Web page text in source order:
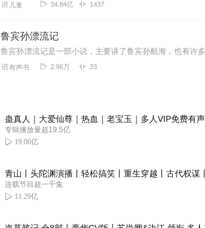
儿童 34.84亿 1437
鲁宾孙漂流记
鲁宾孙漂流记是一部小说，主要讲了鲁宾孙航海，也有许
有声书 2.96万 33
蛊真人｜大爱仙尊｜热血｜老宝玉｜多人VIP免费有声
专辑播放量超19.5亿
19.06亿
青山丨头陀渊演播丨轻松搞笑丨重生穿越丨古代权谋
连载节目超一千集
11.29亿